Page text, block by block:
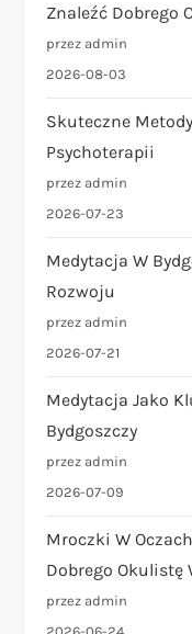
w
p
i
s
u
Znaleźć Dobrego
przez admin
2026-08-03
Skuteczne
Psychoterapii
przez admin
2026-07-23
Medytacja W
Rozwoju
przez admin
2026-07-21
Medytacja Jako
Bydgoszczy
przez admin
2026-07-09
Mroczki W
Dobrego Okulistę
przez admin